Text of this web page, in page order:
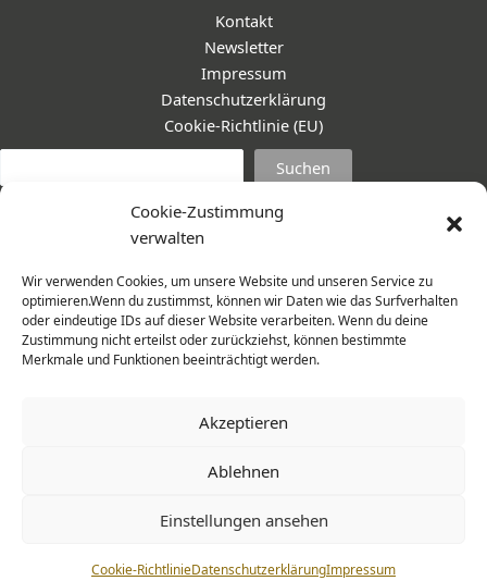
Cookie-Zustimmung
verwalten
Wir verwenden Cookies, um unsere Website und unseren Service zu
optimieren.Wenn du zustimmst, können wir Daten wie das Surfverhalten
oder eindeutige IDs auf dieser Website verarbeiten. Wenn du deine
Zustimmung nicht erteilst oder zurückziehst, können bestimmte
Merkmale und Funktionen beeinträchtigt werden.
Akzeptieren
Ablehnen
Einstellungen ansehen
Cookie-RichtlinieDatenschutzerklärungImpressum
Kontakt
Newsletter
Impressum
Datenschutzerklärung
Cookie-Richtlinie (EU)
Suchen
www.cohowe.de